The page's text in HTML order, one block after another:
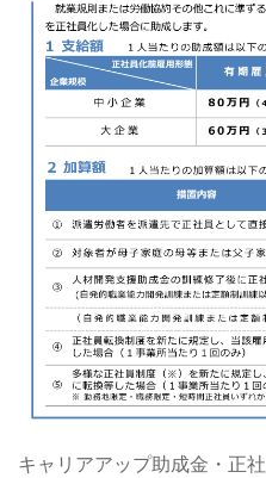
キャリアアップ助成金・正